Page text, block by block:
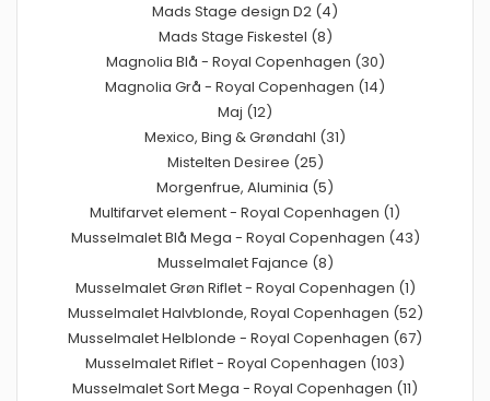
Mads Stage design D2 (4)
Mads Stage Fiskestel (8)
Magnolia Blå - Royal Copenhagen (30)
Magnolia Grå - Royal Copenhagen (14)
Maj (12)
Mexico, Bing & Grøndahl (31)
Mistelten Desiree (25)
Morgenfrue, Aluminia (5)
Multifarvet element - Royal Copenhagen (1)
Musselmalet Blå Mega - Royal Copenhagen (43)
Musselmalet Fajance (8)
Musselmalet Grøn Riflet - Royal Copenhagen (1)
Musselmalet Halvblonde, Royal Copenhagen (52)
Musselmalet Helblonde - Royal Copenhagen (67)
Musselmalet Riflet - Royal Copenhagen (103)
Musselmalet Sort Mega - Royal Copenhagen (11)